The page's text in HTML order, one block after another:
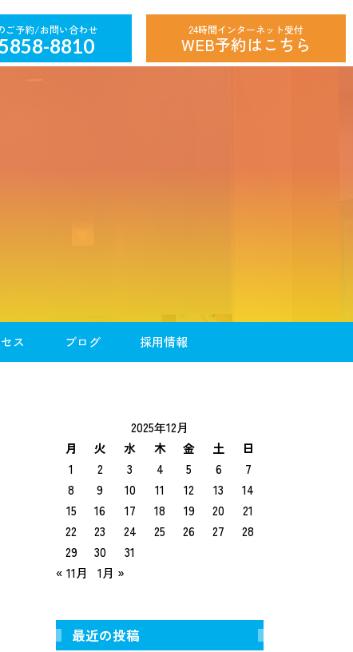
8810
24時間インターネット受付
WEB予約はこちら
ス ブログ 採用情報
2025年12月
月
火 水 木 金 土
日
1
2 3 4 5 6
7
8
9 10 11 12 13
14
15
16 17 18 19 20
21
22
23 24 25 26 27
28
29
30
31
« 11月
1月 »
最近の投稿